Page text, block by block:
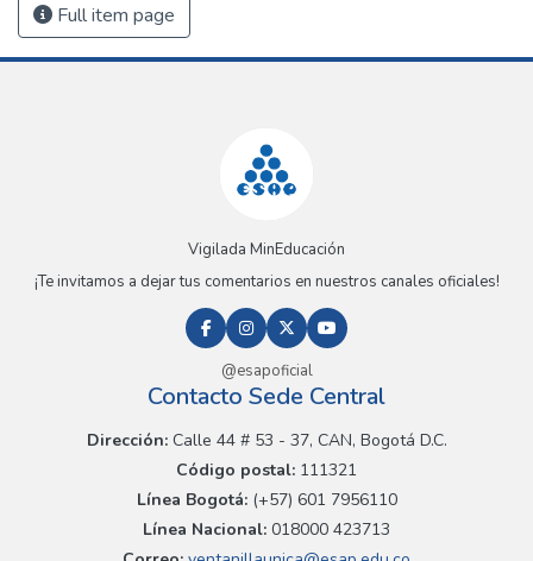
Full item page
Vigilada MinEducación
¡Te invitamos a dejar tus comentarios en nuestros canales oficiales!
@esapoficial
Contacto Sede Central
Dirección:Calle 44 # 53 - 37, CAN, Bogotá D.C.
Código postal: 111321
Línea Bogotá:(+57) 601 7956110
Línea Nacional: 018000 423713